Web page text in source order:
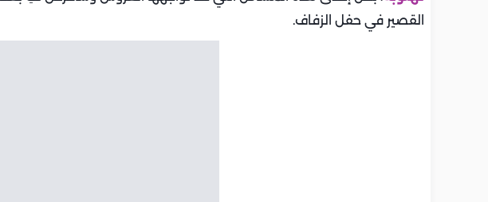
القصير في حفل الزفاف.